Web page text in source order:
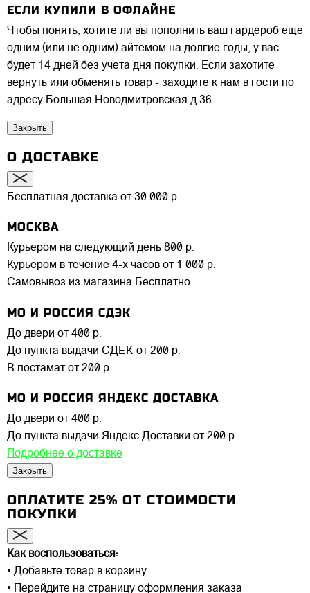
ЕСЛИ КУПИЛИ В ОФЛАЙНЕ
Чтобы понять, хотите ли вы пополнить ваш гардероб еще
одним (или не одним) айтемом на долгие годы, у вас
будет 14 дней без учета дня покупки. Если захотите
вернуть или обменять товар - заходите к нам в гости по
адресу Большая Новодмитровская д.36.
Закрыть
О ДОСТАВКЕ
Бесплатная доставка от 30 000 р.
МОСКВА
Курьером на следующий день 800 р.
Курьером в течение 4-х часов от 1 000 р.
Самовывоз из магазина Бесплатно
МО И РОССИЯ СДЭК
До двери от 400 р.
До пункта выдачи СДЕК от 200 р.
В постамат от 200 р.
МО И РОССИЯ ЯНДЕКС ДОСТАВКА
До двери от 400 р.
До пункта выдачи Яндекс Доставки от 200 р.
Подробнее о доставке
Закрыть
ОПЛАТИТЕ 25% ОТ СТОИМОСТИ
ПОКУПКИ
Как воспользоваться:
• Добавьте товар в корзину
• Перейдите на страницу оформления заказа